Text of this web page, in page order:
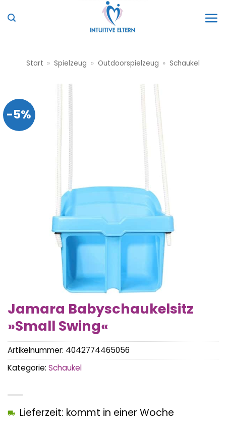
Inhalt
Start » Spielzeug » Outdoorspielzeug » Schaukel
-5%
Jamara Babyschaukelsitz
»Small Swing«
Lieferzeit: kommt in einer Woche
Artikelnummer: 4042774465056
Kategorie: Schaukel